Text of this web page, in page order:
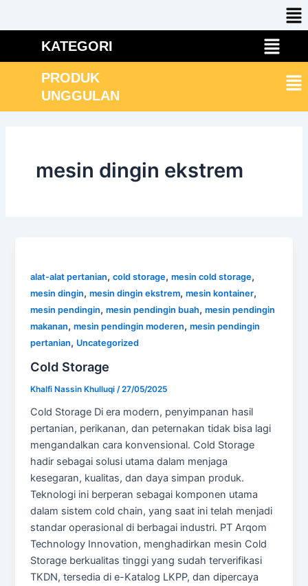
KATEGORI Menu
PRODUK
UNGGULAN
mesin dingin ekstrem
alat-alat pertanian,cold storage,mesin cold storage,
mesin dingin,mesin dingin ekstrem,mesin kontainer,
mesin pendingin,mesin pendingin buah,mesin pendingin
makanan,mesin pendingin moderen,mesin pendingin
pertanian, Uncategorized
Cold Storage
Khalfi Nassin Khulluqi/27/05/2025
Cold Storage Di era modern, penyimpanan hasil
pertanian, perikanan, dan peternakan tidak bisa lagi
mengandalkan cara konvensional. Cold Storage
hadir sebagai solusi utama dalam menjaga
kesegaran, kualitas, dan daya simpan produk.
Teknologi ini berperan sebagai komponen utama
dalam sistem cold chain, yang saat ini telah menjadi
standar operasional di berbagai industri. PT Arqom
Technology Innovation, menghadirkan mesin Cold
Storage berkualitas tinggi yang sudah terverifikasi
TKDN, tersedia di e-Katalog LKPP, dan dipercaya